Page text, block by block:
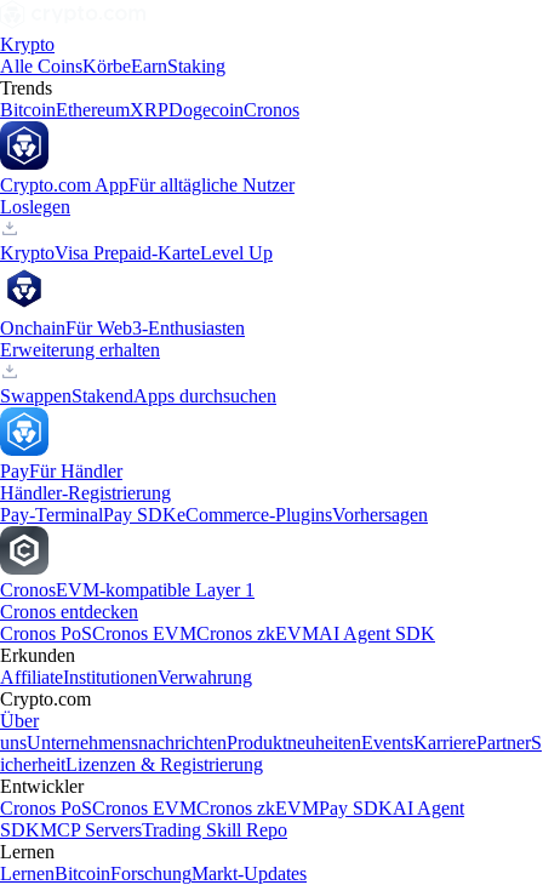
Krypto
Alle CoinsKörbeEarnStaking
Trends
BitcoinEthereumXRPDogecoinCronos
Crypto.com AppFür alltägliche Nutzer
Loslegen
KryptoVisa Prepaid-KarteLevel Up
OnchainFür Web3-Enthusiasten
Erweiterung erhalten
SwappenStakendApps durchsuchen
PayFür Händler
Händler-Registrierung
Pay-TerminalPay SDKeCommerce-PluginsVorhersagen
CronosEVM-kompatible Layer 1
Cronos entdecken
Cronos PoSCronos EVMCronos zkEVMAI Agent SDK
Erkunden
AffiliateInstitutionenVerwahrung
Crypto.com
Über
unsUnternehmensnachrichtenProduktneuheitenEventsKarrierePartnerS
icherheitLizenzen & Registrierung
Entwickler
Cronos PoSCronos EVMCronos zkEVMPay SDKAI Agent
SDKMCP ServersTrading Skill Repo
Lernen
LernenBitcoinForschungMarkt-Updates